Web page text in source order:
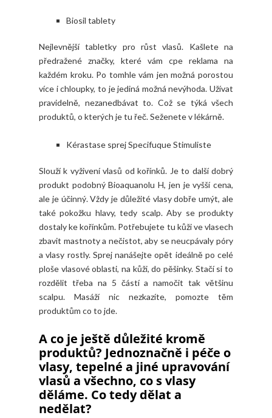
Biosil tablety
Nejlevnější tabletky pro růst vlasů. Kašlete na
předražené značky, které vám cpe reklama na
každém kroku. Po tomhle vám jen možná porostou
více i chloupky, to je jediná možná nevýhoda. Užívat
pravidelně, nezanedbávat to. Což se týká všech
produktů, o kterých je tu řeč. Seženete v lékárně.
Kérastase sprej Specifuque Stimuliste
Slouží k vyživení vlasů od kořínků. Je to další dobrý
produkt podobný Bioaquanolu H, jen je vyšší cena,
ale je účinný. Vždy je důležité vlasy dobře umýt, ale
také pokožku hlavy, tedy scalp. Aby se produkty
dostaly ke kořínkům. Potřebujete tu kůži ve vlasech
zbavit mastnoty a nečistot, aby se neucpávaly póry
a vlasy rostly. Sprej nanášejte opět ideálně po celé
ploše vlasové oblasti, na kůži, do pěšinky. Stačí si to
rozdělit třeba na 5 částí a namočit tak většinu
scalpu. Masáží nic nezkazíte, pomozte těm
produktům co to jde.
A co je ještě důležité kromě
produktů? Jednoznačně i péče o
vlasy, tepelné a jiné upravování
vlasů a všechno, co s vlasy
děláme. Co tedy dělat a
nedělat?